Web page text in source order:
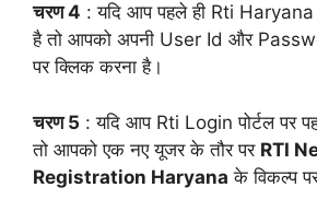
चरण 4 : यदि आप पहले ही Rti Haryana
है तो आपको अपनी User Id और
पर क्लिक करना है।
चरण 5 : यदि आप Rti Login पोर्टल पर
तो आपको एक नए यूजर के तौर पर RTI
Registration Haryana के विकल्प